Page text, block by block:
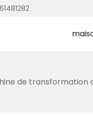
de transformation